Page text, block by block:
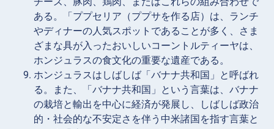
ある。「ププセリア（ププサを作る店）は、ランチ
やディナーの人気スポットであることが多く、さま
ざまな具が入ったおいしいコーントルティーヤは、
ホンジュラスの食文化の重要な遺産である。
ホンジュラスはしばしば「バナナ共和国」と呼ばれ
る。また、「バナナ共和国」という言葉は、バナナ
の栽培と輸出を中心に経済が発展し、しばしば政治
的・社会的な不安定さを伴う中米諸国を指す言葉と